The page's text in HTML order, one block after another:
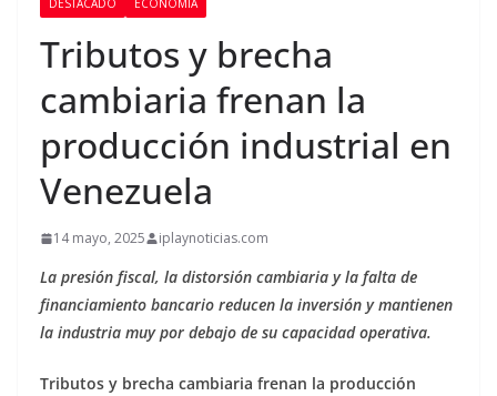
DESTACADO ECONOMÍA
Tributos y brecha
cambiaria frenan la
producción industrial en
Venezuela
14 mayo, 2025 iplaynoticias.com
La presión fiscal, la distorsión cambiaria y la falta de
financiamiento bancario reducen la inversión y mantienen
la industria muy por debajo de su capacidad operativa.
Tributos y brecha cambiaria frenan la producción